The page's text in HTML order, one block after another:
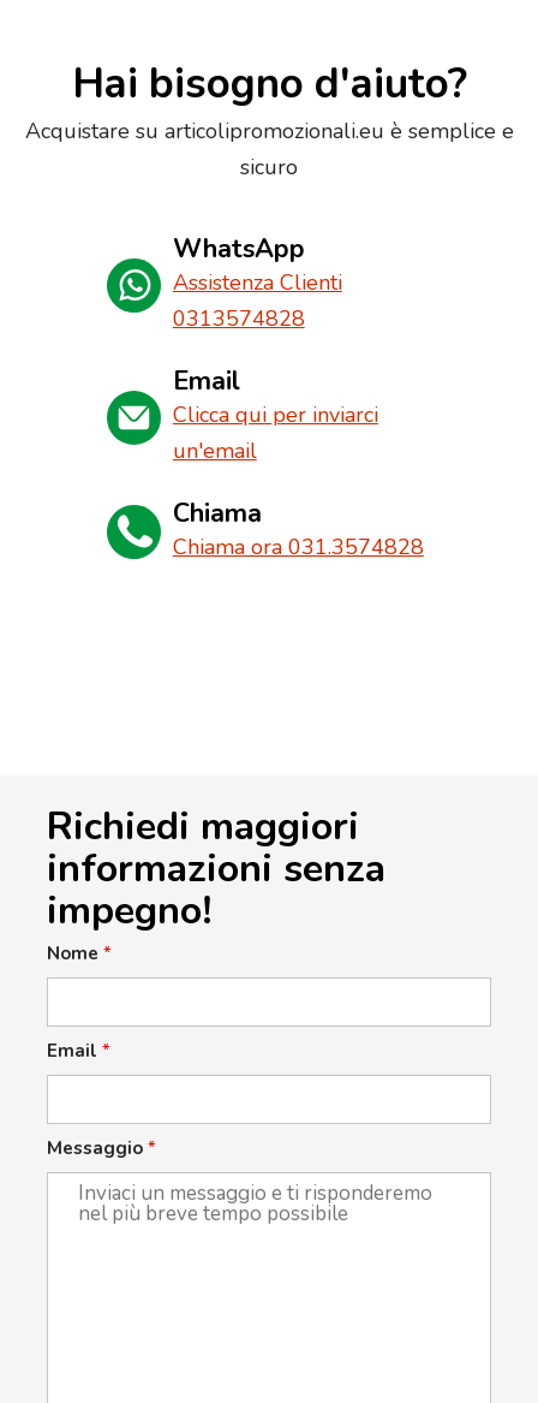
Hai bisogno d'aiuto?
Acquistare su articolipromozionali.eu è semplice e
sicuro
WhatsApp
Assistenza Clienti
0313574828
Email
Clicca qui per inviarci
un'email
Chiama
Chiama ora 031.3574828
Richiedi maggiori
informazioni senza
impegno!
Nome *
Email *
Messaggio *